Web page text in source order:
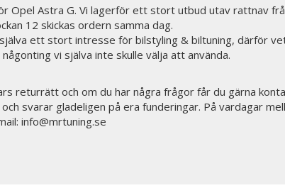
Opel Astra G. Vi lagerför ett stort utbud utav rattnav
12 skickas ordern samma dag.
själva ett stort intresse för bilstyling & biltuning, därför
vi själva inte skulle välja att använda.
returrätt och om du har några frågor får du gärna
svarar gladeligen på era funderingar. På vardagar
info@mrtuning.se